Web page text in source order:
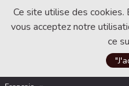
Ce site utilise des cookies.
vous acceptez notre
ce